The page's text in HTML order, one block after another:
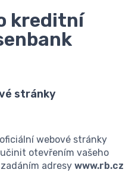
kreditní
stránky
webové stránky
otevřením vašeho
adresy www.rb.cz